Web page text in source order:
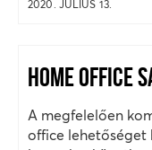
2020. JÚLIUS 13.
HOME OFFICE
A megfelelően
office lehetőséget